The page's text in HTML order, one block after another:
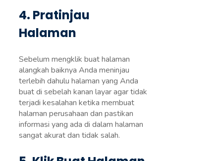
4. Pratinjau
Halaman
Sebelum mengklik buat halaman
alangkah baiknya Anda meninjau
terlebih dahulu halaman yang Anda
buat di sebelah kanan layar agar tidak
terjadi kesalahan ketika membuat
halaman perusahaan dan pastikan
informasi yang ada di dalam halaman
sangat akurat dan tidak salah.